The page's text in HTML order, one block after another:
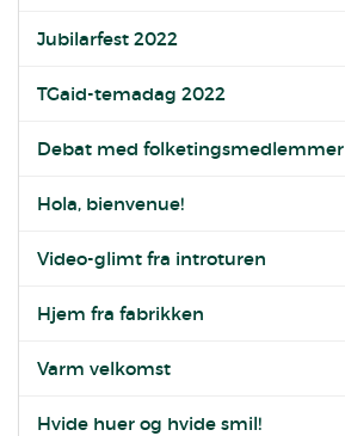
Jubilarfest 2022
TGaid-temadag 2022
Debat med folketingsmedlemmer
Hola, bienvenue!
Video-glimt fra introturen
Hjem fra fabrikken
Varm velkomst
Hvide huer og hvide smil!